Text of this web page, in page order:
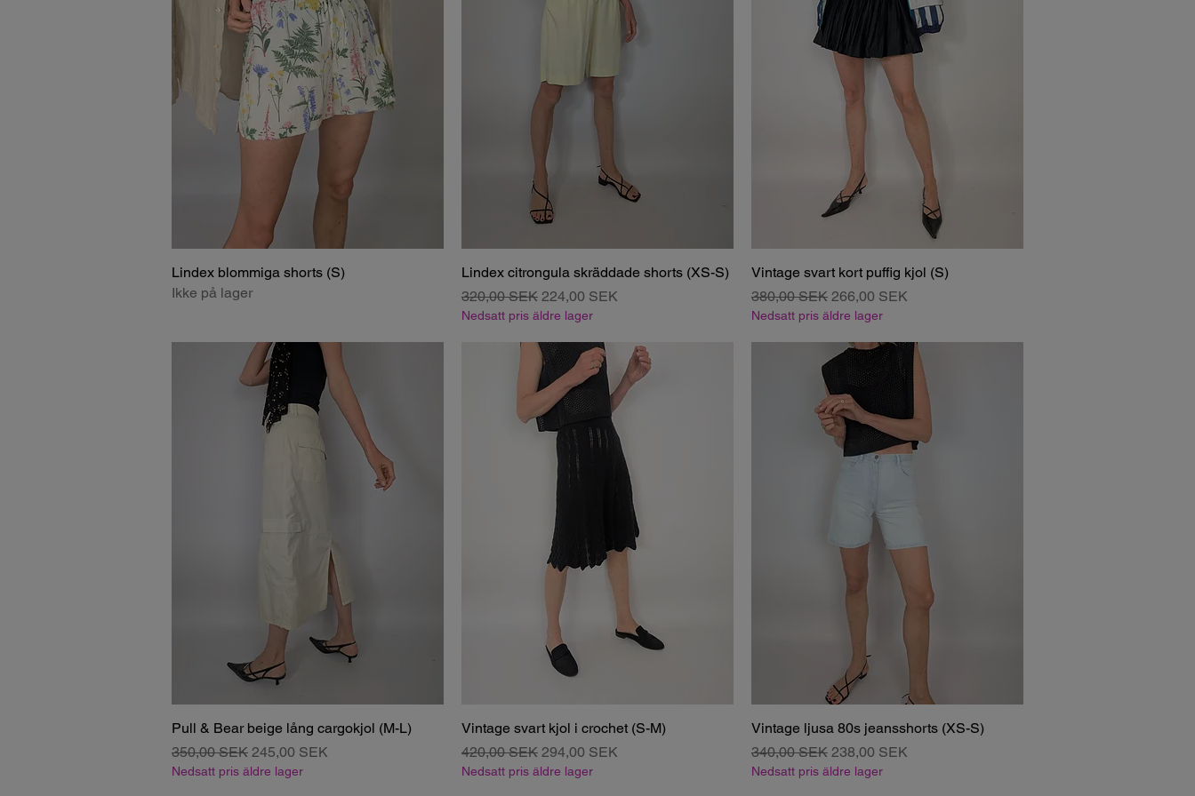
Lindex blommiga shorts (S)
Ikke på lager
Lindex citrongula skräddade shorts (XS-S)
Regulær pris
320,00 SEK Salgspris
224,00 SEK
Nedsatt pris äldre lager
Vintage svart kort puffig kjol (S)
Regulær pris
380,00 SEK Salgspris
266,00 SEK
Nedsatt pris äldre lager
Pull & Bear beige lång cargokjol (M-L)
Regulær pris
350,00 SEK Salgspris
245,00 SEK
Nedsatt pris äldre lager
Vintage svart kjol i crochet (S-M)
Regulær pris
420,00 SEK Salgspris
294,00 SEK
Nedsatt pris äldre lager
Vintage ljusa 80s jeansshorts (XS-S)
Regulær pris
340,00 SEK Salgspris
238,00 SEK
Nedsatt pris äldre lager